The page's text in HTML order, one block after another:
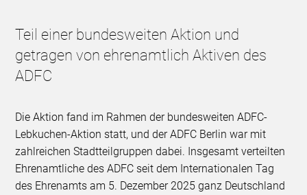
Teil einer bundesweiten Aktion und
getragen von ehrenamtlich Aktiven des
ADFC
Die Aktion fand im Rahmen der bundesweiten ADFC-
Lebkuchen-Aktion statt, und der ADFC Berlin war mit
zahlreichen Stadtteilgruppen dabei. Insgesamt verteilten
Ehrenamtliche des ADFC seit dem Internationalen Tag
des Ehrenamts am 5. Dezember 2025 ganz Deutschland